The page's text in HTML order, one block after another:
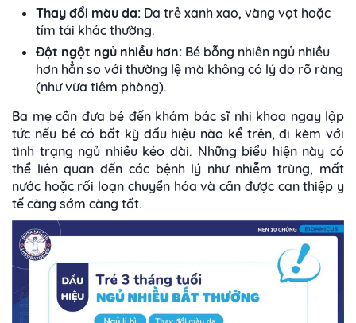
Thay đổi màu da: Da trẻ xanh xao, vàng vọt hoặc
tím tái khác thường.
Đột ngột ngủ nhiều hơn: Bé bỗng nhiên ngủ nhiều
hơn hẳn so với thường lệ mà không có lý do rõ ràng
(như vừa tiêm phòng).
Ba mẹ cần đưa bé đến khám bác sĩ nhi khoa ngay lập
tức nếu bé có bất kỳ dấu hiệu nào kể trên, đi kèm với
tình trạng ngủ nhiều kéo dài. Những biểu hiện này có
thể liên quan đến các bệnh lý như nhiễm trùng, mất
nước hoặc rối loạn chuyển hóa và cần được can thiệp y
tế càng sớm càng tốt.